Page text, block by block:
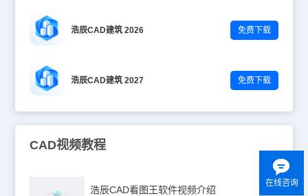
浩辰CAD建筑 2026 免费下载
浩辰CAD建筑 2027 免费下载
CAD视频教程
浩辰CAD看图王软件视频介绍
在线咨询